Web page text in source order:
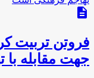
description
فروتن تربیت
جهت مقابله